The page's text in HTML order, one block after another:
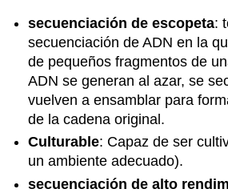
secuenciación de escopeta:
secuenciación de ADN en la
de pequeños fragmentos de
ADN se generan al azar, se
vuelven a ensamblar para
de la cadena original.
Culturable: Capaz de ser
un ambiente adecuado).
secuenciación de alto